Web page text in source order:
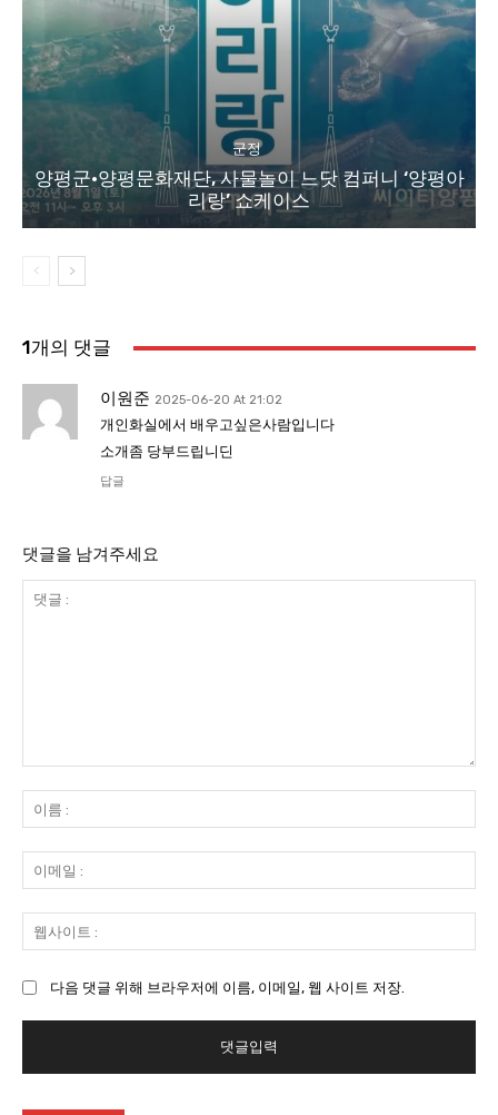
군정
양평군·양평문화재단, 사물놀이 느닷 컴퍼니 ‘양평아
리랑’ 쇼케이스
1개의 댓글
이원준 2025-06-20 At 21:02
개인화실에서 배우고싶은사람입니다
소개좀 당부드립니딘
답글
댓글을 남겨주세요
:
름
:
메
일
사
:
다음 댓글 위해 브라우저에 이름, 이메일, 웹 사이트 저장.